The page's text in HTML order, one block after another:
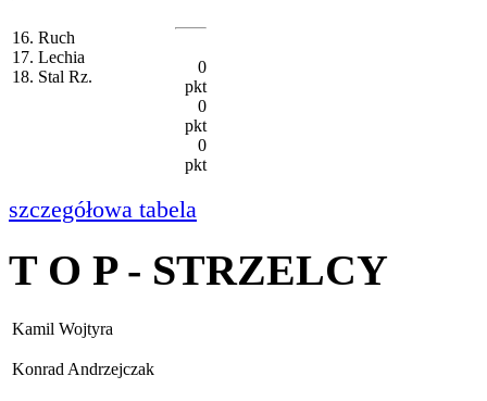
16. Ruch
17. Lechia
18. Stal Rz.
0
pkt
0
pkt
0
pkt
szczegółowa tabela
T O P - STRZELCY
Kamil Wojtyra
Konrad Andrzejczak